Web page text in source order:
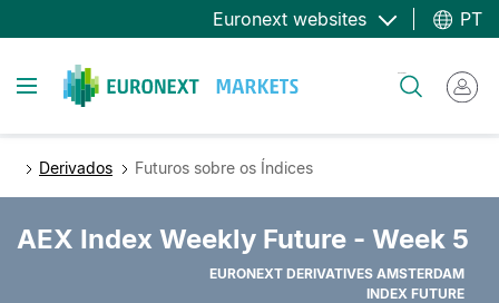
para
conteúdo
Euronext websites PT
Toggle navigation
Derivados Futuros sobre os Índices
AEX Index Weekly Future - Week 5
EURONEXT DERIVATIVES AMSTERDAM
INDEX FUTURE